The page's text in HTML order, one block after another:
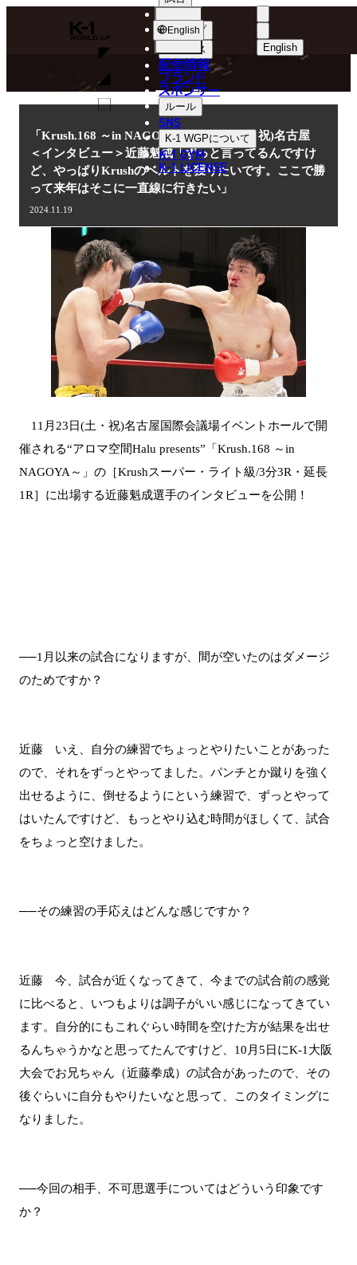
K-
WGP
English
中文（简体
ไทย
ショップ
ニュース
配信情報
ブランド
スポンサー
ルール
SNS
K-1 WGPについて
K-1 GYM
K-1 LICENSE
English
NEWS
ニュース
「Krush.168 ～in NAGOYA～」11.23(土・祝)名古屋
＜インタビュー＞近藤魁成「ずっと言ってるんですけ
ど、やっぱりKrushのベルトを獲りたいです。ここで勝
って来年はそこに一直線に行きたい」
2024.11.19
11月23日(土・祝)名古屋国際会議場イベントホールで開
催される“アロマ空間Halu presents”「Krush.168 ～in
NAGOYA～」の［Krushスーパー・ライト級/3分3R・延長
1R］に出場する近藤魁成選手のインタビューを公開！
──1月以来の試合になりますが、間が空いたのはダメージ
のためですか？
近藤 いえ、自分の練習でちょっとやりたいことがあった
ので、それをずっとやってました。パンチとか蹴りを強く
出せるように、倒せるようにという練習で、ずっとやって
はいたんですけど、もっとやり込む時間がほしくて、試合
をちょっと空けました。
──その練習の手応えはどんな感じですか？
近藤 今、試合が近くなってきて、今までの試合前の感覚
に比べると、いつもよりは調子がいい感じになってきてい
ます。自分的にもこれぐらい時間を空けた方が結果を出せ
るんちゃうかなと思ってたんですけど、10月5日にK-1大阪
大会でお兄ちゃん（近藤拳成）の試合があったので、その
後ぐらいに自分もやりたいなと思って、このタイミングに
なりました。
──今回の相手、不可思選手についてはどういう印象です
か？